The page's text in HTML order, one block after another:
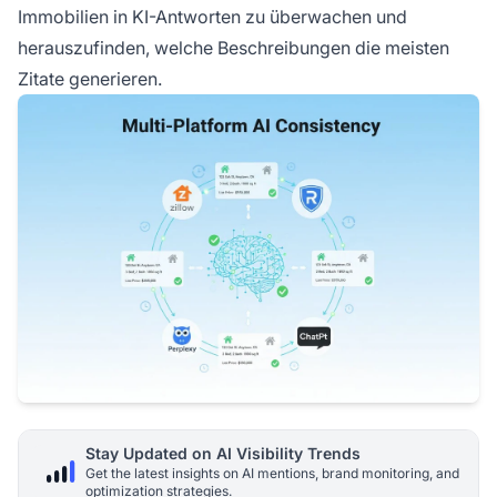
Immobilien in KI-Antworten zu überwachen und
herauszufinden, welche Beschreibungen die meisten
Zitate generieren.
Stay Updated on AI Visibility Trends
Get the latest insights on AI mentions, brand monitoring, and
optimization strategies.